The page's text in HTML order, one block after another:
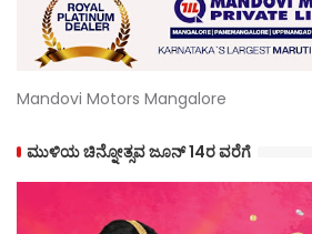
Mandovi Motors Mangalore
ಮುಳಿಯ ಚಿನ್ನೋತ್ಸವ ಜೂನ್ 14ರ ವರೆಗೆ